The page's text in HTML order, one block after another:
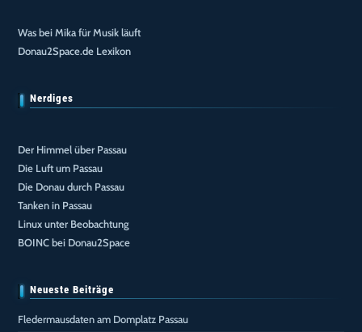
Was bei Mika für Musik läuft
Donau2Space.de Lexikon
Nerdiges
Der Himmel über Passau
Die Luft um Passau
Die Donau durch Passau
Tanken in Passau
Linux unter Beobachtung
BOINC bei Donau2Space
Neueste Beiträge
Fledermausdaten am Domplatz Passau